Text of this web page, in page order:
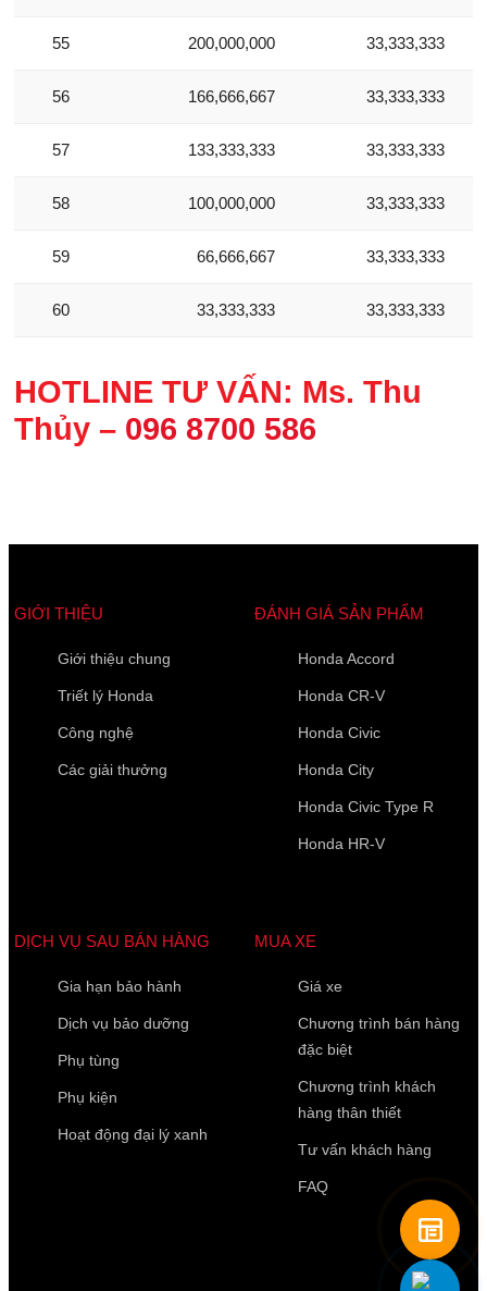
55 200,000,000 33,333,333
56 166,666,667 33,333,333
57 133,333,333 33,333,333
58 100,000,000 33,333,333
59 66,666,667 33,333,333
60 33,333,333 33,333,333
HOTLINE TƯ VẤN: Ms. Thu
Thủy – 096 8700 586
GIỚI THIỆU
Giới thiệu chung
Triết lý Honda
Công nghệ
Các giải thưởng
ĐÁNH GIÁ SẢN PHẨM
Honda Accord
Honda CR-V
Honda Civic
Honda City
Honda Civic Type R
Honda HR-V
DỊCH VỤ SAU BÁN HÀNG
Gia hạn bảo hành
Dịch vụ bảo dưỡng
Phụ tùng
Phụ kiện
Hoạt động đại lý xanh
MUA XE
Giá xe
Chương trình bán hàng
đặc biệt
Chương trình khách
hàng thân thiết
Tư vấn khách hàng
FAQ